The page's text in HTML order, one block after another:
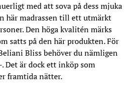
med att sova på dess mjuka
här madrassen till ett utmärkt
Den höga kvalitén märks
satts på den här produkten. För
Bliss behöver du nämligen
Det är dock ett inköp som
framtida nätter.